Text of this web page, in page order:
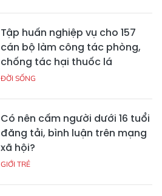
Tập huấn nghiệp vụ cho 157
cán bộ làm công tác phòng,
chống tác hại thuốc lá
ĐỜI SỐNG
Có nên cấm người dưới 16 tuổi
đăng tải, bình luận trên mạng
xã hội?
GIỚI TRẺ